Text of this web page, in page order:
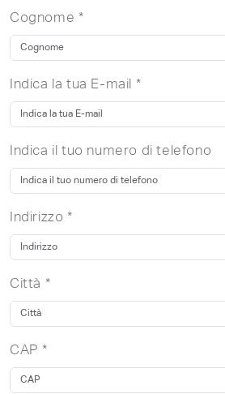
Cognome *
Indica la tua E-mail *
Indica il tuo numero di telefono
Indirizzo *
Città *
CAP *